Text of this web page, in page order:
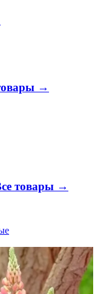
→
товары →